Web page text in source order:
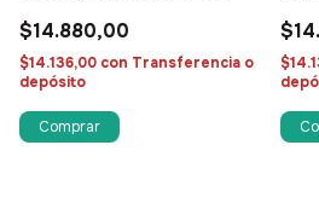
$14.880,00
$14.136,00 con Transferencia o
depósito